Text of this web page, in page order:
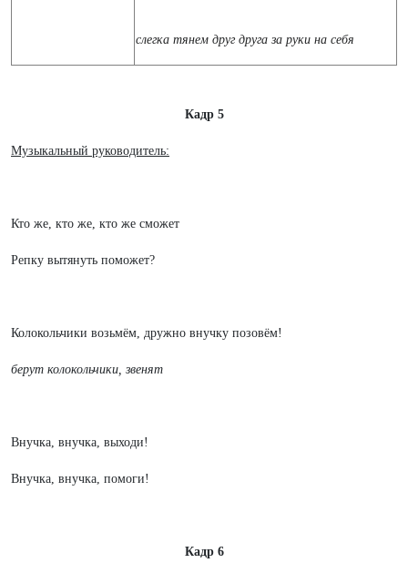
слегка тянем друг друга за руки на себя
Кадр 5
Музыкальный руководитель:
Кто же, кто же, кто же сможет
Репку вытянуть поможет?
Колокольчики возьмём, дружно внучку позовём!
берут колокольчики, звенят
Внучка, внучка, выходи!
Внучка, внучка, помоги!
Кадр 6